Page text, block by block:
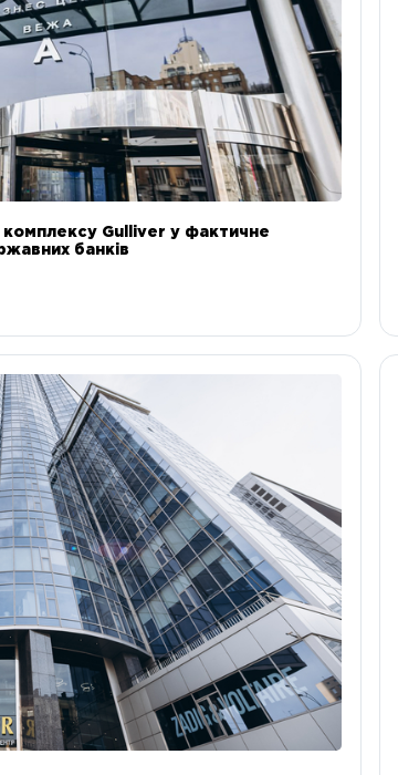
Gulliver у фактичне
банків